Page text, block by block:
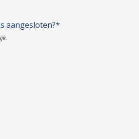
aangesloten?*